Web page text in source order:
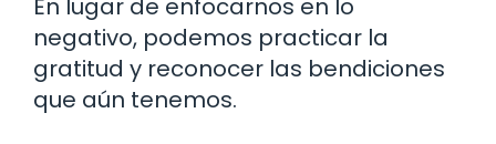
negativo, podemos practicar la
gratitud y reconocer las bendiciones
que aún tenemos.